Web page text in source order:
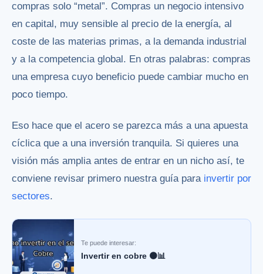
compras solo “metal”. Compras un negocio intensivo
en capital, muy sensible al precio de la energía, al
coste de las materias primas, a la demanda industrial
y a la competencia global. En otras palabras: compras
una empresa cuyo beneficio puede cambiar mucho en
poco tiempo.
Eso hace que el acero se parezca más a una apuesta
cíclica que a una inversión tranquila. Si quieres una
visión más amplia antes de entrar en un nicho así, te
conviene revisar primero nuestra guía para invertir por
sectores.
Te puede interesar:
Invertir en cobre 🟠📊